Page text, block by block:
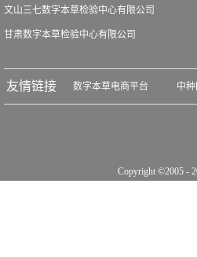
文山三七数字本草检验中心有限公司
甘肃数字本草检验中心有限公司
友情链接 数字本草电商平台 中种
Copyright ©2005 -